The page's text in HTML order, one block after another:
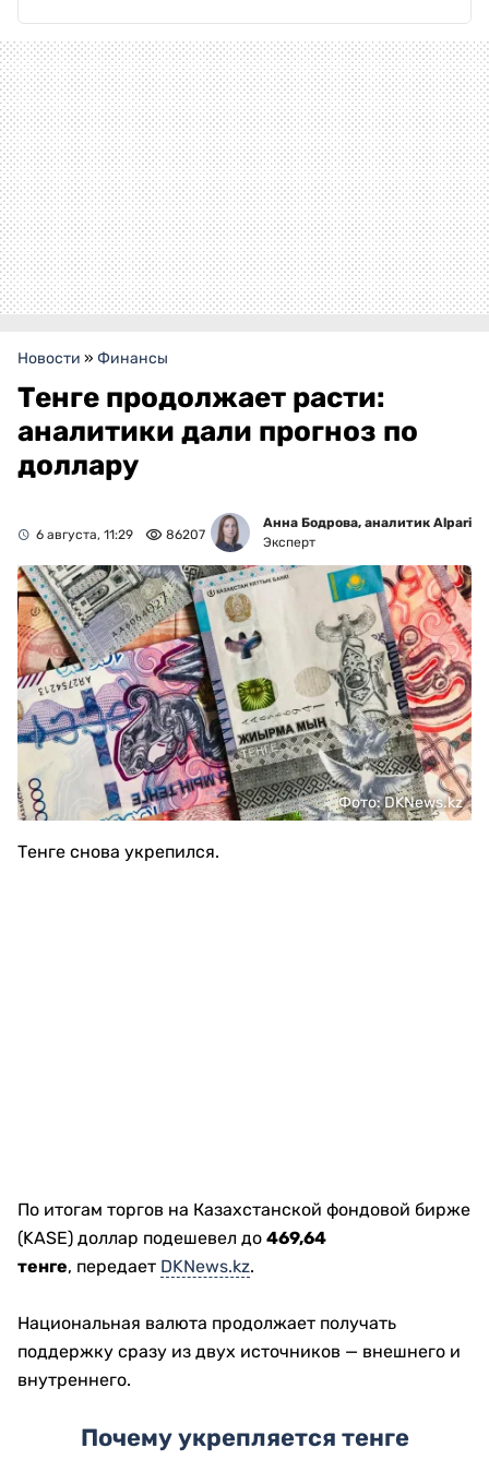
Новости » Финансы
Тенге продолжает расти:
аналитики дали прогноз по
доллару
6 августа, 11:29 86207
Анна Бодрова, аналитик Alpari
Эксперт
Фото: DKNews.kz
Тенге снова укрепился.
По итогам торгов на Казахстанской фондовой бирже
(KASE) доллар подешевел до 469,64
тенге, передает DKNews.kz.
Национальная валюта продолжает получать
поддержку сразу из двух источников — внешнего и
внутреннего.
Почему укрепляется тенге